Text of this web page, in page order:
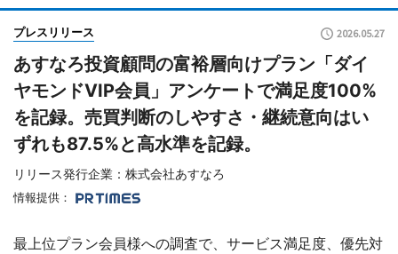
プレスリリース 2026.05.27
あすなろ投資顧問の富裕層向けプラン「ダイ
ヤモンドVIP会員」アンケートで満足度100%
を記録。売買判断のしやすさ・継続意向はい
ずれも87.5%と高水準を記録。
リリース発行企業：株式会社あすなろ
情報提供：
最上位プラン会員様への調査で、サービス満足度、優先対